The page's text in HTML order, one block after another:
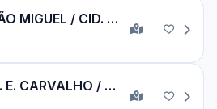
TERM. SÃO MIGUEL / CID. KEMEL
TERM. A. E. CARVALHO / CPTM GUAIANASES